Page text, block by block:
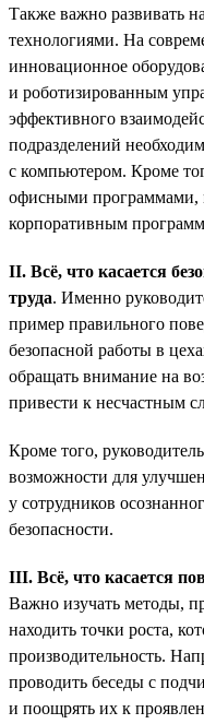
Также важно развивать
технологиями. На
инновационное
и роботизированным
эффективного
подразделений
с компьютером. Кроме
офисными программами,
корпоративным
II. Всё, что касается
труда. Именно
пример правильного
безопасной работы в
обращать внимание на
привести к несчастным
Кроме того,
возможности для
у сотрудников
безопасности.
III. Всё, что касается
Важно изучать методы,
находить точки роста,
производительность.
проводить беседы с
и поощрять их к